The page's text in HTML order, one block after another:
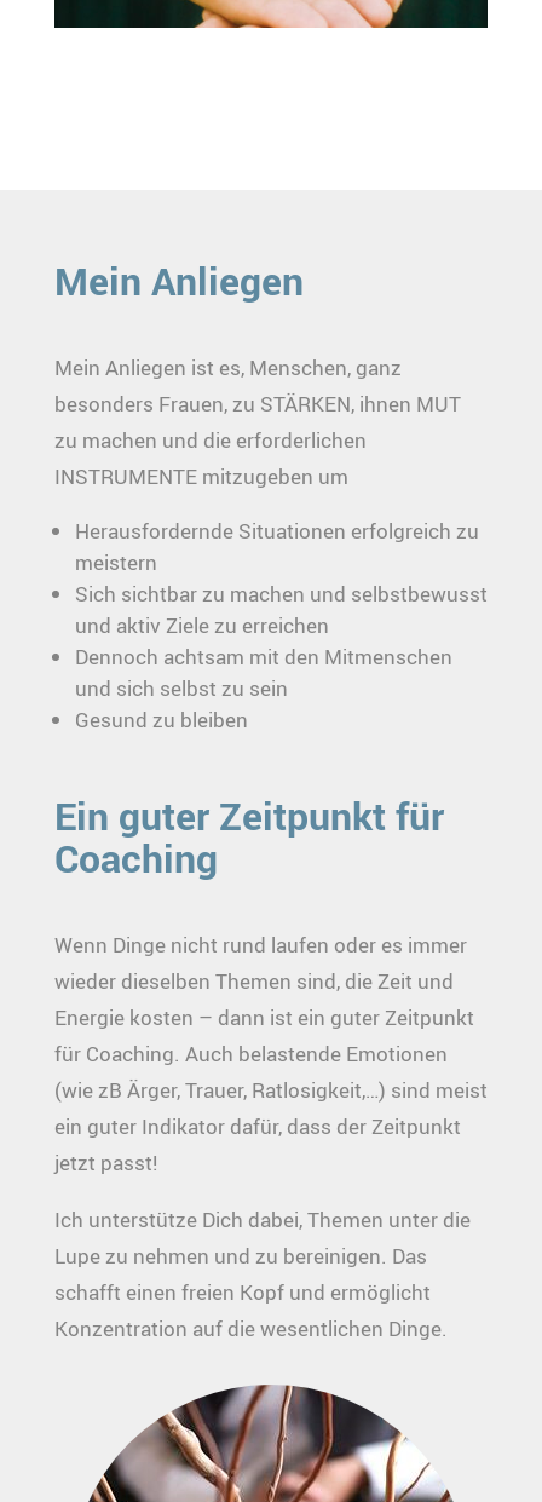
Mein Anliegen
Mein Anliegen ist es, Menschen, ganz
besonders Frauen, zu STÄRKEN, ihnen MUT
zu machen und die erforderlichen
INSTRUMENTE mitzugeben um
Herausfordernde Situationen erfolgreich zu
meistern
Sich sichtbar zu machen und selbstbewusst
und aktiv Ziele zu erreichen
Dennoch achtsam mit den Mitmenschen
und sich selbst zu sein
Gesund zu bleiben
Ein guter Zeitpunkt für
Coaching
Wenn Dinge nicht rund laufen oder es immer
wieder dieselben Themen sind, die Zeit und
Energie kosten – dann ist ein guter Zeitpunkt
für Coaching. Auch belastende Emotionen
(wie zB Ärger, Trauer, Ratlosigkeit,…) sind meist
ein guter Indikator dafür, dass der Zeitpunkt
jetzt passt!
Ich unterstütze Dich dabei, Themen unter die
Lupe zu nehmen und zu bereinigen. Das
schafft einen freien Kopf und ermöglicht
Konzentration auf die wesentlichen Dinge.